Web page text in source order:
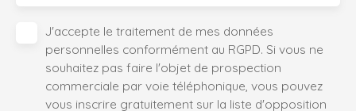
J'accepte le traitement de mes données
personnelles conformément au RGPD. Si vous ne
souhaitez pas faire l'objet de prospection
commerciale par voie téléphonique, vous pouvez
vous inscrire gratuitement sur la liste d'opposition